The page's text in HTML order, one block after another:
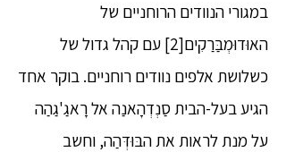
במגורי הנוודים הרוחניים של
האוּדוּמְבַּרַקִים[2] עם קהל גדול של
כשלושת אלפים נוודים רוחניים. בוקר אחד
הגיע בעל-הבית סַנְדְהָאנַה אל רָאגַ'גַהַה
על מנת לראות את הבּוּדְּהַה, וחשב